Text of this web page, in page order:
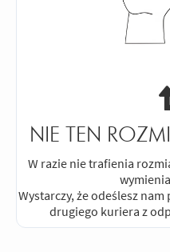
NIE TEN
W razie nie trafienia
Wystarczy, że odeślesz
drugiego kuriera z